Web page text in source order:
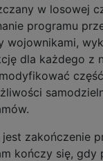
w losowej
programu
wojownikami,
dla każdego z
jest zakończenie
kończy się, gdy